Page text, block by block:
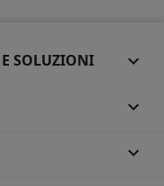
SOLUZIONI 

